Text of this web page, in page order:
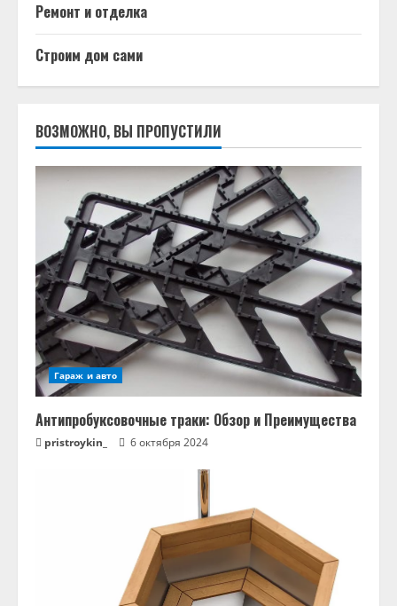
Ремонт и отделка
Строим дом сами
ВОЗМОЖНО, ВЫ ПРОПУСТИЛИ
Гараж и авто
Антипробуксовочные траки: Обзор и Преимущества
pristroykin_ 6 октября 2024